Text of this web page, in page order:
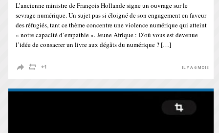
L’ancienne ministre de François Hollande signe un ouvrage sur le
sevrage numérique. Un sujet pas si éloigné de son engagement en faveur
des réfugiés, tant ce thème concentre une violence numérique qui atteint
« notre capacité d’empathie ». Jeune Afrique : D’où vous est devenue
l’idée de consacrer un livre aux dégâts du numérique ? […]
IL Y A 6 MOIS